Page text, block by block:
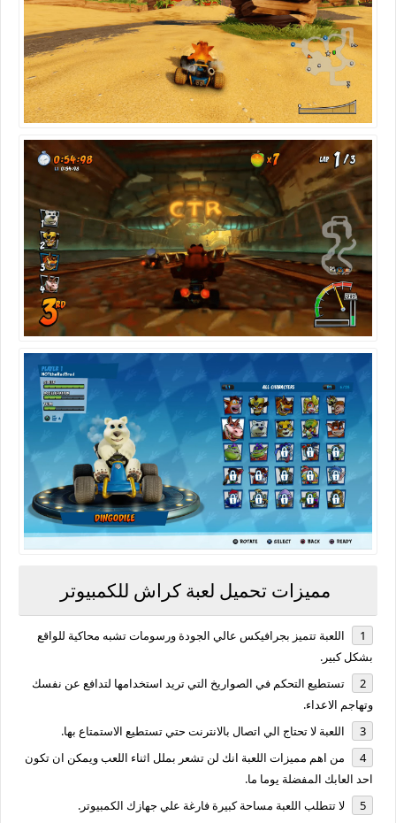
مميزات تحميل لعبة كراش للكمبيوتر
اللعبة تتميز بجرافيكس عالي الجودة ورسومات تشبه محاكية للواقع
بشكل كبير.
تستطيع التحكم في الصواريخ التي تريد استخدامها لتدافع عن نفسك
وتهاجم الاعداء.
اللعبة لا تحتاج الي اتصال بالانترنت حتي تستطيع الاستمتاع بها.
من اهم مميزات اللعبة انك لن تشعر بملل اثناء اللعب ويمكن ان تكون
احد العابك المفضلة يوما ما.
لا تتطلب اللعبة مساحة كبيرة فارغة علي جهازك الكمبيوتر.